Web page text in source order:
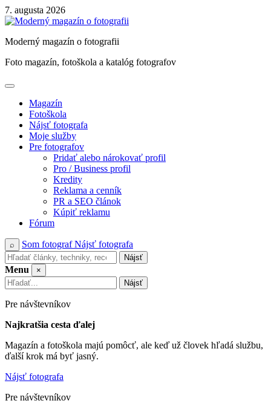
Skip
to
7. augusta 2026
Moderný magazín o fotografii
Foto magazín, fotoškola a katalóg fotografov
Magazín
Fotoškola
Nájsť fotografa
Moje služby
Pre fotografov
Pridať alebo nárokovať profil
Pro / Business profil
Kredity
Reklama a cenník
PR a SEO článok
Kúpiť reklamu
Fórum
⌕ Som fotografNájsť fotografa
Nájsť
Menu
×
Nájsť
Pre návštevníkov
Najkratšia cesta ďalej
Magazín a fotoškola majú pomôcť, ale keď už človek hľadá službu,
ďalší krok má byť jasný.
Nájsť fotografa
Pre návštevníkov